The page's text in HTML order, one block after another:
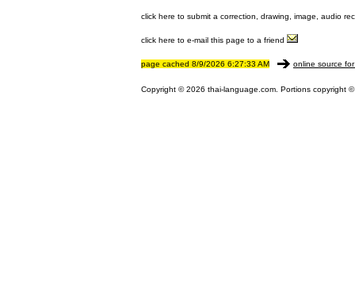
click here to submit a correction, drawing, image, audio
click here to e-mail this page to a friend
page cached 8/9/2026 6:27:33 AM online source
Copyright © 2026 thai-language.com. Portions copyright